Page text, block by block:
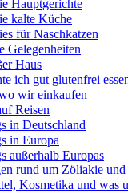
Hauptgerichte
kalte Küche
für Naschkatzen
Haus
ich gut glutenfrei
wir einkaufen
Reisen
in Deutschland
in Europa
Europas
rund um Zöliakie
Kosmetika und was